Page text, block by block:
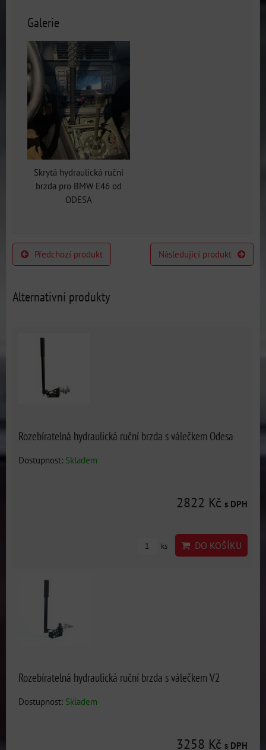
Galerie
Skrytá hydraulická ruční
brzda pro BMW E46 od
ODESA
Předchozí produkt Následující produkt
Alternativní produkty
Rozebíratelná hydraulická ruční brzda s válečkem Odesa
Dostupnost: Skladem
2822 Kč s DPH
ks DO KOŠÍKU
Rozebíratelná hydraulická ruční brzda s válečkem V2
Dostupnost: Skladem
3258 Kč s DPH